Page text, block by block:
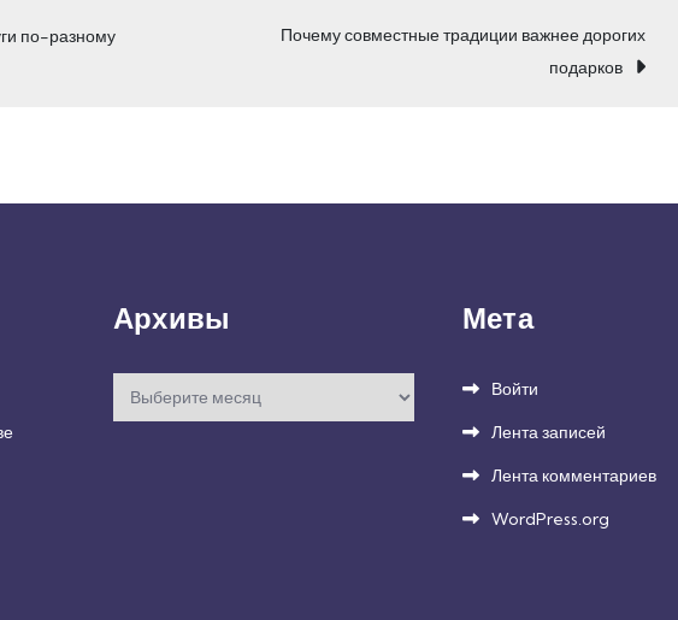
по-разному
Почему совместные традиции важнее дорогих
подарков
Архивы
Архивы
Мета
Войти
Лента записей
Лента комментариев
WordPress.org